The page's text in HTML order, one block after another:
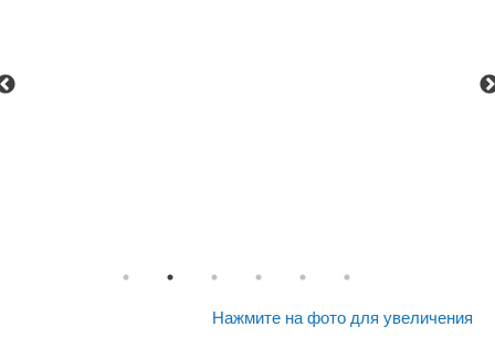
Нажмите на фото для увеличения